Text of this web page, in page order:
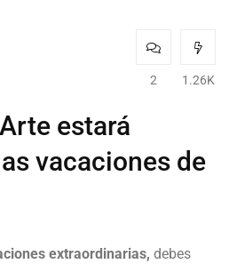
2 1.26K
estará
vacaciones de
extraordinarias, debes